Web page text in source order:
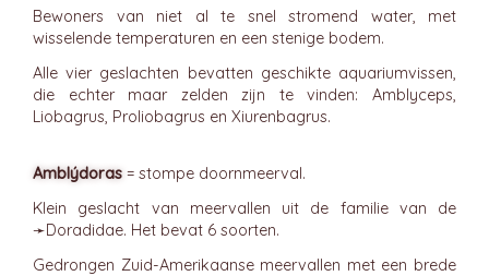
Bewoners van niet al te snel stromend water, met
wisselende temperaturen en een stenige bodem.
Alle vier geslachten bevatten geschikte aquariumvissen,
die echter maar zelden zijn te vinden: Amblyceps,
Liobagrus, Proliobagrus en Xiurenbagrus.
Amblýdoras = stompe doornmeerval.
Klein geslacht van meervallen uit de familie van de
➛Doradidae. Het bevat 6 soorten.
Gedrongen Zuid-Amerikaanse meervallen met een brede